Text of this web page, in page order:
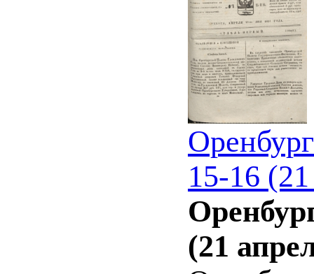
15-16
(21